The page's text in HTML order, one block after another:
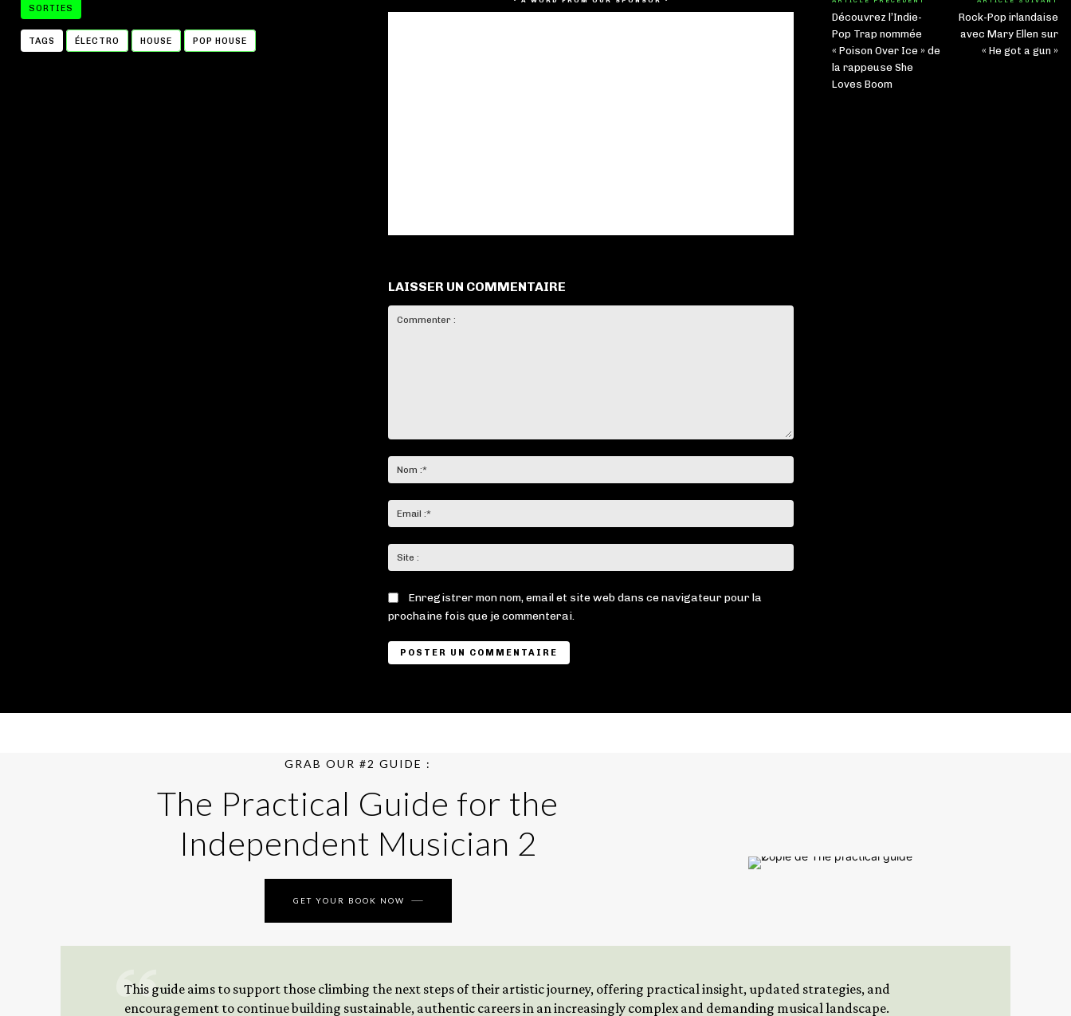
SORTIES
TAGS ÉLECTRO HOUSE POP HOUSE
LAISSER UN COMMENTAIRE
:*
:*
:
Enregistrer mon nom, email et site web dans ce navigateur pour la
prochaine fois que je commenterai.
Découvrez l’Indie-
Pop Trap nommée
« Poison Over Ice » de
la rappeuse She
Loves Boom
Rock-Pop irlandaise
avec Mary Ellen sur
« He got a gun »
GRAB OUR #2 GUIDE :
The Practical Guide for the
Independent Musician 2
GET YOUR BOOK NOW
This guide aims to support those climbing the next steps of their artistic journey, offering practical insight, updated strategies, and
encouragement to continue building sustainable, authentic careers in an increasingly complex and demanding musical landscape.